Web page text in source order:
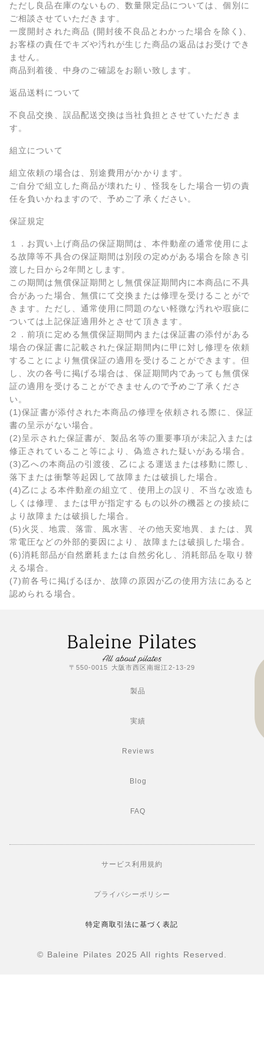
ただし良品在庫のないもの、数量限定品については、個別に
ご相談させていただきます。
一度開封された商品 (開封後不良品とわかった場合を除く)、
お客様の責任でキズや汚れが生じた商品の返品はお受けでき
ません。
商品到着後、中身のご確認をお願い致します。
返品送料について
不良品交換、誤品配送交換は当社負担とさせていただきま
す。
組立について
組立依頼の場合は、別途費用がかかります。
ご自分で組立した商品が壊れたり、怪我をした場合一切の責
任を負いかねますので、予めご了承ください。
保証規定
１．お買い上げ商品の保証期間は、本件動産の通常使用によ
る故障等不具合の保証期間は別段の定めがある場合を除き引
渡した日から2年間とします。
この期間は無償保証期間とし無償保証期間内に本商品に不具
合があった場合、無償にて交換または修理を受けることがで
きます。ただし、通常使用に問題のない軽微な汚れや瑕疵に
ついては上記保証適用外とさせて頂きます。
２．前項に定める無償保証期間内または保証書の添付がある
場合の保証書に記載された保証期間内に甲に対し修理を依頼
することにより無償保証の適用を受けることができます。但
し、次の各号に掲げる場合は、保証期間内であっても無償保
証の適用を受けることができませんので予めご了承くださ
い。
(1)保証書が添付された本商品の修理を依頼される際に、保証
書の呈示がない場合。
(2)呈示された保証書が、製品名等の重要事項が未記入または
修正されていること等により、偽造された疑いがある場合。
(3)乙への本商品の引渡後、乙による運送または移動に際し、
落下または衝撃等起因して故障または破損した場合。
(4)乙による本件動産の組立て、使用上の誤り、不当な改造も
しくは修理、または甲が指定するもの以外の機器との接続に
より故障または破損した場合。
(5)火災、地震、落雷、風水害、その他天変地異、または、異
常電圧などの外部的要因により、故障または破損した場合。
(6)消耗部品が自然磨耗または自然劣化し、消耗部品を取り替
える場合。
(7)前各号に掲げるほか、故障の原因が乙の使用方法にあると
認められる場合。
〒550-0015 大阪市西区南堀江2-13-29
製品
実績
Reviews
Blog
FAQ
© Baleine Pilates 2025 All rights Reserved.
サービス利用規約
プライバシーポリシー
特定商取引法に基づく表記